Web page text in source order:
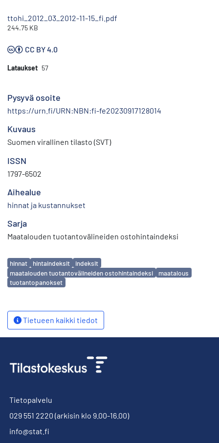
ttohi_2012_03_2012-11-15_fi.pdf
244.75 KB
CC BY 4.0
Lataukset 57
Pysyvä osoite
https://urn.fi/URN:NBN:fi-fe20230917128014
Kuvaus
Suomen virallinen tilasto (SVT)
ISSN
1797-6502
Aihealue
hinnat ja kustannukset
Sarja
Maatalouden tuotantovälineiden ostohintaindeksi
Avainsanat
hinnat hintaindeksit
indeksit
maatalouden tuotantovälineiden ostohintaindeksi
maatalous
tuotantopanokset
Tietueen kaikki tiedot
Tietopalvelu
029 551 2220 (arkisin klo 9.00-16.00)
info@stat.fi